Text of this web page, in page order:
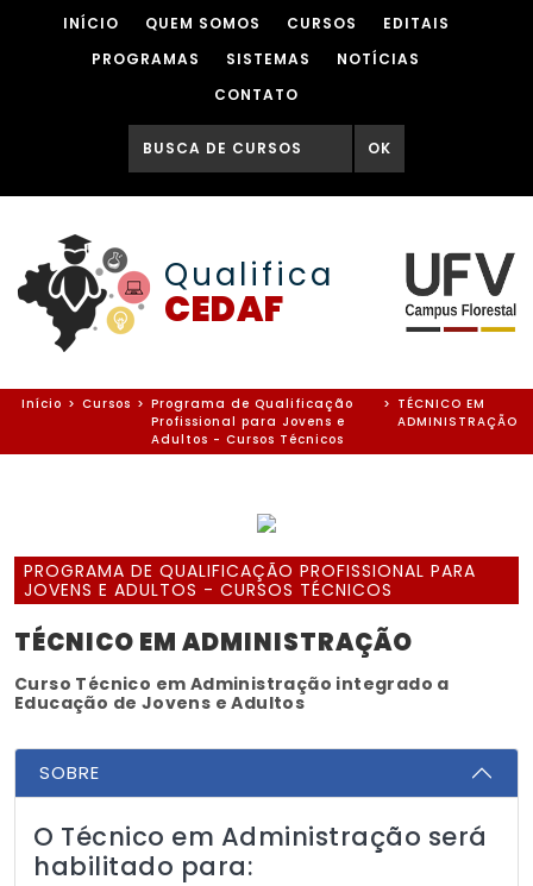
INÍCIO QUEM SOMOS CURSOS
EDITAIS
PROGRAMAS
SISTEMAS
NOTÍCIAS
CONTATO
OK
Qualifica
CEDAF
Início > Cursos > Programa de Qualificação
Profissional para Jovens e
Adultos - Cursos Técnicos
> TÉCNICO EM
ADMINISTRAÇÃO
PROGRAMA DE QUALIFICAÇÃO PROFISSIONAL PARA
JOVENS E ADULTOS - CURSOS TÉCNICOS
TÉCNICO EM ADMINISTRAÇÃO
Curso Técnico em Administração integrado a
Educação de Jovens e Adultos
SOBRE
O Técnico em Administração será
habilitado para: